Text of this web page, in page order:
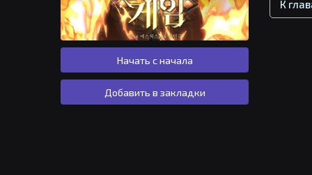
Начать с начала
Добавить в закладки
К